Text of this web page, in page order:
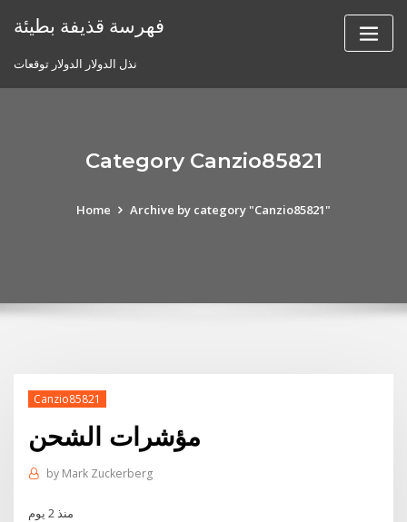
فهرسة قذيفة بطيئة
نذل الدولار الدولار توقعات
Category Canzio85821
Home Archive by category "Canzio85821"
Canzio85821
مؤشرات الشحن
by Mark Zuckerberg
منذ 2 يوم